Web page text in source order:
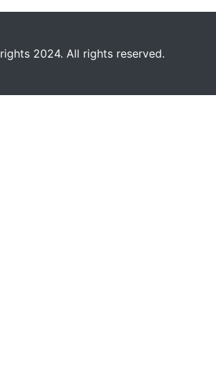
2024. All rights reserved.